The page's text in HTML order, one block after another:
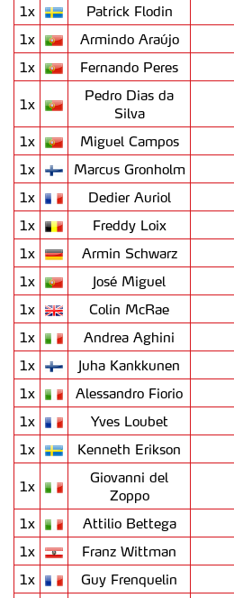
1x Patrick Flodin
1x
Armindo Araújo
1x
Fernando Peres
1x
Pedro Dias da
Silva
1x Miguel Campos
1x
Marcus Gronholm
1x
Dedier Auriol
1x
Freddy Loix
1x
Armin Schwarz
1x
José Miguel
1x
Colin McRae
1x
Andrea Aghini
1x
Juha Kankkunen
1x
Alessandro Fiorio
1x
Yves Loubet
1x
Kenneth Erikson
1x
Giovanni del
Zoppo
1x Attilio Bettega
1x
Franz Wittman
1x
Guy Frenquelin